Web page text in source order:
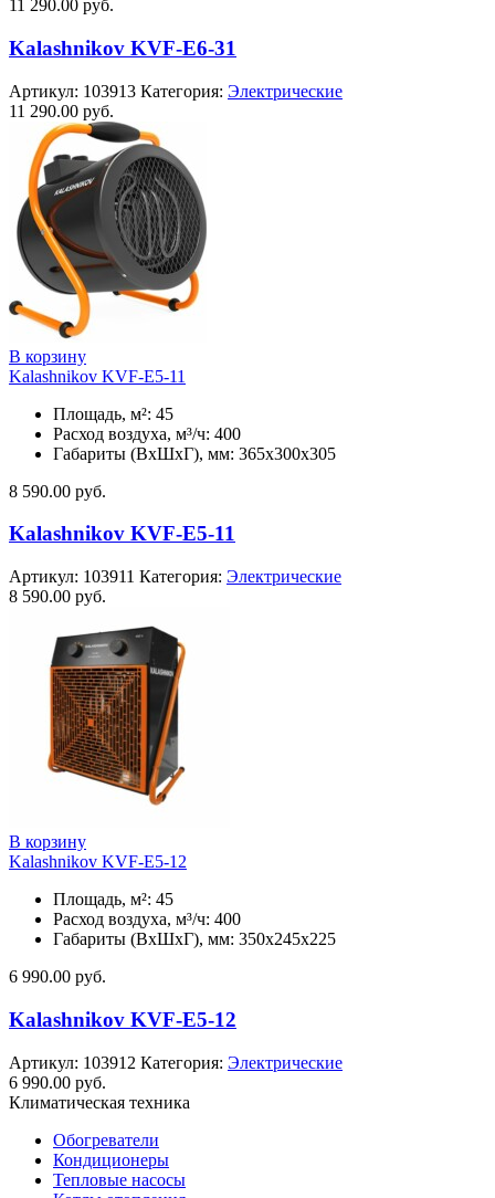
11 290.00 руб.
Kalashnikov KVF-E6-31
Артикул: 103913 Категория: Электрические
11 290.00 руб.
В корзину
Kalashnikov KVF-E5-11
Площадь, м²: 45
Расход воздуха, м³/ч: 400
Габариты (ВхШхГ), мм: 365x300x305
8 590.00 руб.
Kalashnikov KVF-E5-11
Артикул: 103911 Категория: Электрические
8 590.00 руб.
В корзину
Kalashnikov KVF-E5-12
Площадь, м²: 45
Расход воздуха, м³/ч: 400
Габариты (ВхШхГ), мм: 350x245x225
6 990.00 руб.
Kalashnikov KVF-E5-12
Артикул: 103912 Категория: Электрические
6 990.00 руб.
Климатическая техника
Обогреватели
Кондиционеры
Тепловые насосы